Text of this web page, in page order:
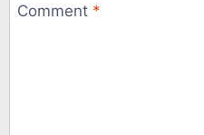
Comment *